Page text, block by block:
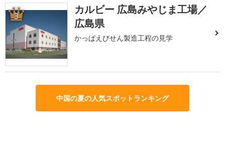
3
カルビー 広島みやじま工場／
広島県
かっぱえびせん製造工程の見学
中国の夏の人気スポットランキング